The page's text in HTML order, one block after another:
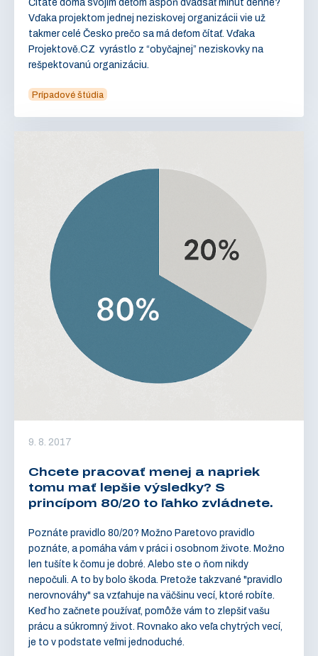
Čítate doma svojim deťom aspoň dvadsať minút denne?
Vďaka projektom jednej neziskovej organizácii vie už
takmer celé Česko prečo sa má deťom čítať. Vďaka
Projektově.CZ vyrástlo z “obyčajnej” neziskovky na
rešpektovanú organizáciu.
Prípadové štúdia
9. 8. 2017
Chcete pracovať menej a napriek
tomu mať lepšie výsledky? S
princípom 80/20 to ľahko zvládnete.
Poznáte pravidlo 80/20? Možno Paretovo pravidlo
poznáte, a pomáha vám v práci i osobnom živote. Možno
len tušíte k čomu je dobré. Alebo ste o ňom nikdy
nepočuli. A to by bolo škoda. Pretože takzvané "pravidlo
nerovnováhy" sa vzťahuje na väčšinu vecí, ktoré robíte.
Keď ho začnete používať, pomôže vám to zlepšiť vašu
prácu a súkromný život. Rovnako ako veľa chytrých vecí,
je to v podstate veľmi jednoduché.